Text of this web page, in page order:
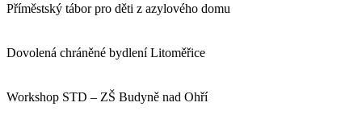
Příměstský tábor pro děti z azylového domu
Dovolená chráněné bydlení Litoměřice
Workshop STD – ZŠ Budyně nad Ohří